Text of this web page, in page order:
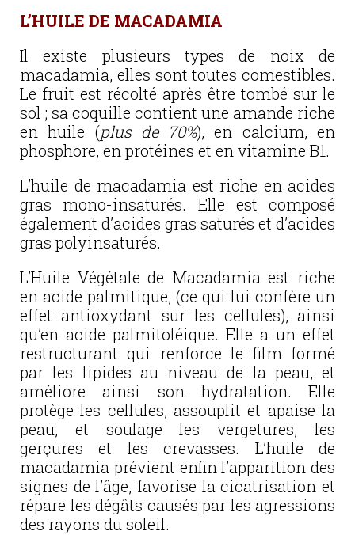
L’HUILE DE MACADAMIA
Il existe plusieurs types de noix de
macadamia, elles sont toutes comestibles.
Le fruit est récolté après être tombé sur le
sol ; sa coquille contient une amande riche
en huile (plus de 70%), en calcium, en
phosphore, en protéines et en vitamine B1.
L’huile de macadamia est riche en acides
gras mono-insaturés. Elle est composé
également d’acides gras saturés et d’acides
gras polyinsaturés.
L’Huile Végétale de Macadamia est riche
en acide palmitique, (ce qui lui confère un
effet antioxydant sur les cellules), ainsi
qu’en acide palmitoléique. Elle a un effet
restructurant qui renforce le film formé
par les lipides au niveau de la peau, et
améliore ainsi son hydratation. Elle
protège les cellules, assouplit et apaise la
peau, et soulage les vergetures, les
gerçures et les crevasses. L’huile de
macadamia prévient enfin l’apparition des
signes de l’âge, favorise la cicatrisation et
répare les dégâts causés par les agressions
des rayons du soleil.